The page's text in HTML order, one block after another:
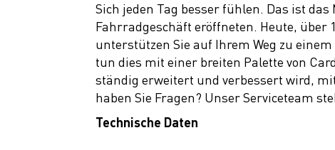
Sich jeden Tag besser fühlen. Das ist
Fahrradgeschäft eröffneten. Heute,
unterstützen Sie auf Ihrem Weg zu
tun dies mit einer breiten Palette von
ständig erweitert und verbessert wird,
haben Sie Fragen? Unser Serviceteam
Technische Daten